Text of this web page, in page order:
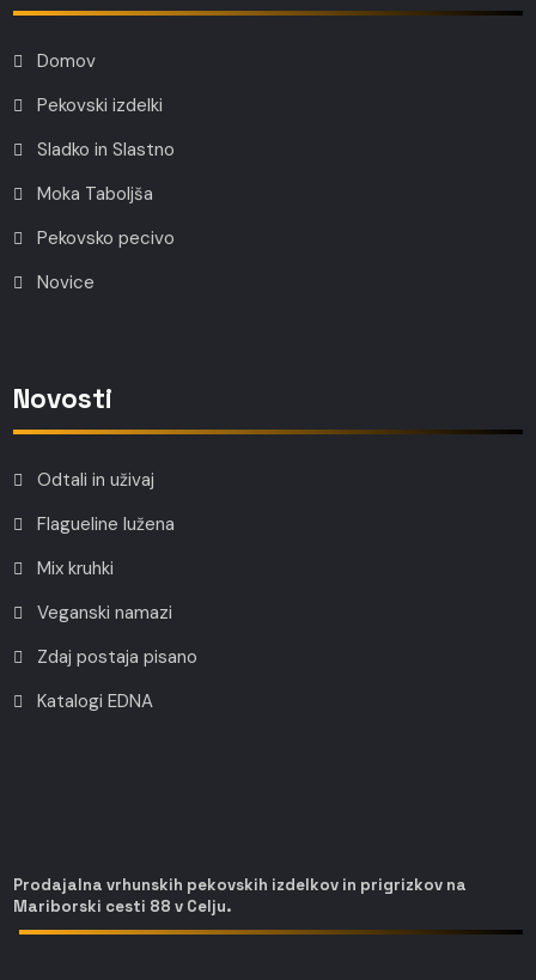
Domov
Pekovski izdelki
Sladko in Slastno
Moka Taboljša
Pekovsko pecivo
Novice
Novosti
Odtali in uživaj
Flagueline lužena
Mix kruhki
Veganski namazi
Zdaj postaja pisano
Katalogi EDNA
Prodajalna vrhunskih pekovskih izdelkov in prigrizkov na
Mariborski cesti 88 v Celju.